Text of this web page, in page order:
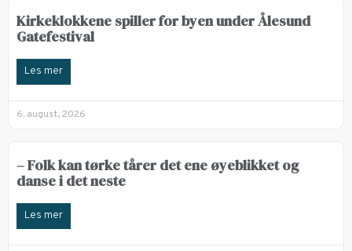
Kirkeklokkene spiller for byen under Ålesund
Gatefestival
Les mer
6. august, 2026
– Folk kan tørke tårer det ene øyeblikket og
danse i det neste
Les mer